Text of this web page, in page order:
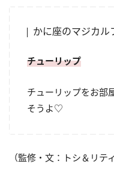
かに座のマジカル
チューリップ
チューリップをお部
そうよ♡
（監修・文：トシ＆リテ